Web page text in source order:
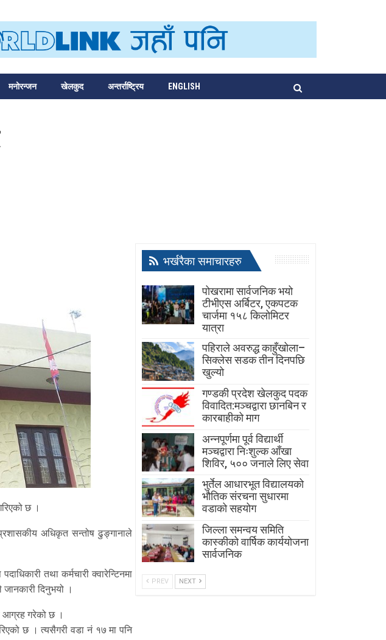
मनोरन्जन खेलकुद अन्तर्राष्ट्रिय ENGLISH
छ ।
प्रशासकीय अधिकृत सन्तोष ढुङ्गानाले
तथा कर्मचारी क्वारेन्टिनमा
दिनुभयो ।
आग्रह गरेको छ ।
छ । त्यसैगरी वडा नं १७ मा पनि
भर्खरैका समाचारहरु
पोखरामा सार्वजनिक भयो
टीभीएस अर्बिटर, एकपटक
चार्जमा १५८ किलोमिटर
यात्रा
पहिराले अवरुद्ध काहुँखोला–
सिक्लेस सडक तीन दिनपछि
खुल्यो
गण्डकी प्रदेश खेलकुद पदक
विवादित:मञ्चद्वारा छानबिन र
कारबाहीको माग
अन्नपूर्णमा पूर्व विद्यार्थी
मञ्चद्वारा निःशुल्क आँखा
शिविर, ५०० जनाले लिए सेवा
भुर्तेल आधारभूत विद्यालयको
भौतिक संरचना सुधारमा
वडाको सहयोग
जिल्ला समन्वय समिति
कास्कीको वार्षिक कार्ययोजना
सार्वजनिक
PREV NEXT